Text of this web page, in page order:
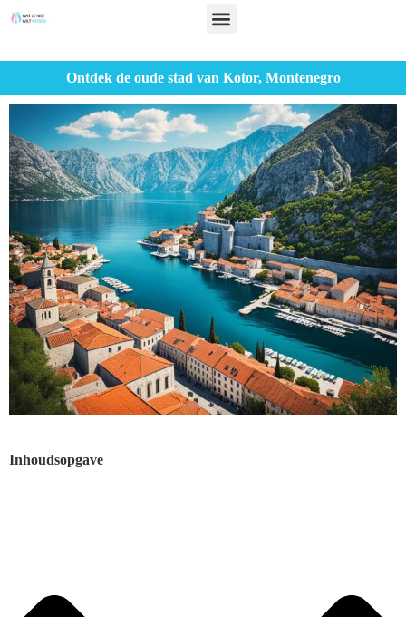
Ontdek de oude stad van Kotor, Montenegro
Inhoudsopgave